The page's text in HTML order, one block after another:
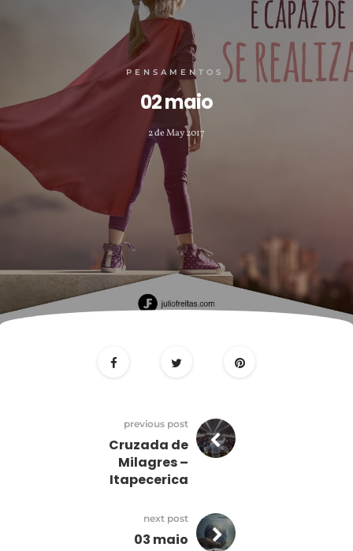
PENSAMENTOS
02 maio
2 de May 2017
previous post
Cruzada de
Milagres –
Itapecerica
next post
03 maio